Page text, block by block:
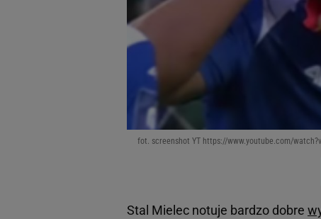
fot. screenshot YT https://www.youtube.com/
Stal Mielec notuje bardzo dobre